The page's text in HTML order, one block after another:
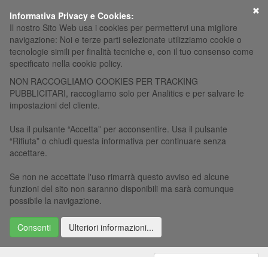
Informativa Privacy e Cookies:
Il nostro Sito Web usa i cookies per permettervi una migliore
navigazione: Noi e terze parti selezionate utilizziamo cookie o
tecnologie simili per finalità tecniche e, con il tuo consenso come
specificato nella cookie policy.
NON RACCOGLIAMO COOKIES PER TRACKING
PUBBLICITARI, raccogliamo solo per Analitics e per salvare le
impostazioni del cliente.
Usa il pulsante “Accetta” per acconsentire. Usa il pulsante
“Rifiuta” o chiudi questa informativa per continuare senza
accettare.
Se non ne accettate l'uso rimarrà questo avviso ed alcune
funzioni del sito non saranno disponibili ma sarà comunque
possibile la navigazione.
Consenti Ulteriori informazioni...
×